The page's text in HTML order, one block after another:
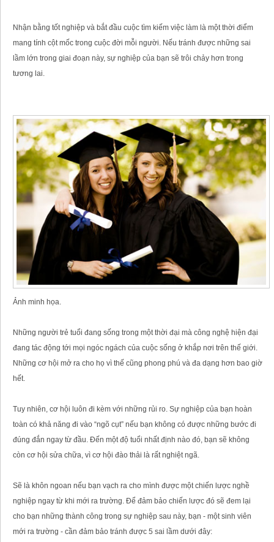
Nhận bằng tốt nghiệp và bắt đầu cuộc tìm kiếm việc làm là một thời điểm
mang tính cột mốc trong cuộc đời mỗi người. Nếu tránh được những sai
lầm lớn trong giai đoạn này, sự nghiệp của bạn sẽ trôi chảy hơn trong
tương lai.
Ảnh minh họa.
Những người trẻ tuổi đang sống trong một thời đại mà công nghệ hiện đại
đang tác động tới mọi ngóc ngách của cuộc sống ở khắp nơi trên thế giới.
Những cơ hội mở ra cho họ vì thế cũng phong phú và đa dạng hơn bao giờ
hết.
Tuy nhiên, cơ hội luôn đi kèm với những rủi ro. Sự nghiệp của bạn hoàn
toàn có khả năng đi vào “ngõ cụt” nếu bạn không có được những bước đi
đúng đắn ngay từ đầu. Đến một độ tuổi nhất định nào đó, bạn sẽ không
còn cơ hội sửa chữa, vì cơ hội đào thải là rất nghiệt ngã.
Sẽ là khôn ngoan nếu bạn vạch ra cho mình được một chiến lược nghề
nghiệp ngay từ khi mới ra trường. Để đảm bảo chiến lược đó sẽ đem lại
cho bạn những thành công trong sự nghiệp sau này, bạn - một sinh viên
mới ra trường - cần đảm bảo tránh được 5 sai lầm dưới đây: